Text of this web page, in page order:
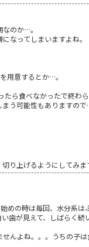
のか…。
なってしまいますよね。
用意するとか…。
ら食べなかったで終わら
う可能性もありますので
り上げるようにしてみま
めの時は毎回、水分系
歯が見えて、しばらく続
んよね。。。うちの子